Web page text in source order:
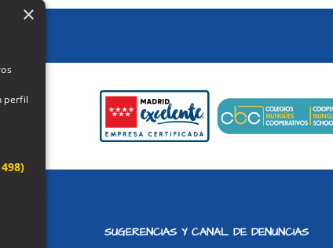
SUGERENCIAS Y CANAL DE DENUNCIAS
×
perfil